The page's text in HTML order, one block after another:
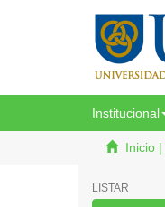
Institucional
Inicio |
LISTAR